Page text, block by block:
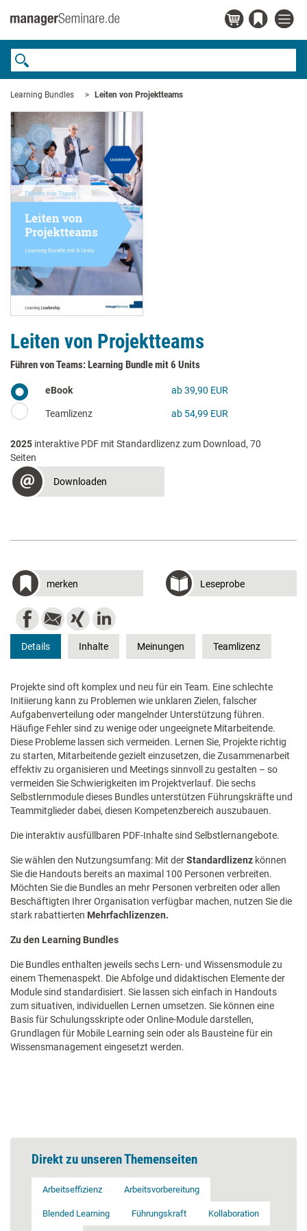
Learning Bundles Leiten von Projektteams
Leiten von Projektteams
Führen von Teams: Learning Bundle mit 6 Units
eBook ab 39,90 EUR
Teamlizenz ab 54,99 EUR
2025 interaktive PDF mit Standardlizenz zum Download, 70
Seiten
Downloaden
merken Leseprobe
Details Inhalte Meinungen Teamlizenz
Projekte sind oft komplex und neu für ein Team. Eine schlechte
Initiierung kann zu Problemen wie unklaren Zielen, falscher
Aufgabenverteilung oder mangelnder Unterstützung führen.
Häufige Fehler sind zu wenige oder ungeeignete Mitarbeitende.
Diese Probleme lassen sich vermeiden. Lernen Sie, Projekte richtig
zu starten, Mitarbeitende gezielt einzusetzen, die Zusammenarbeit
effektiv zu organisieren und Meetings sinnvoll zu gestalten – so
vermeiden Sie Schwierigkeiten im Projektverlauf. Die sechs
Selbstlernmodule dieses Bundles unterstützen Führungskräfte und
Teammitglieder dabei, diesen Kompetenzbereich auszubauen.
Die interaktiv ausfüllbaren PDF-Inhalte sind Selbstlernangebote.
Sie wählen den Nutzungsumfang: Mit derStandardlizenz können
Sie die Handouts bereits an maximal 100 Personen verbreiten.
Möchten Sie die Bundles an mehr Personen verbreiten oder allen
Beschäftigten Ihrer Organisation verfügbar machen, nutzen Sie die
stark rabattierten Mehrfachlizenzen.
Zu den Learning Bundles
Die Bundles enthalten jeweils sechs Lern- und Wissensmodule zu
einem Themenaspekt. Die Abfolge und didaktischen Elemente der
Module sind standardisiert. Sie lassen sich einfach in Handouts
zum situativen, individuellen Lernen umsetzen. Sie können eine
Basis für Schulungsskripte oder Online-Module darstellen,
Grundlagen für Mobile Learning sein oder als Bausteine für ein
Wissensmanagement eingesetzt werden.
Direkt zu unseren Themenseiten
Arbeitseffizienz Arbeitsvorbereitung
Blended Learning Führungskraft Kollaboration